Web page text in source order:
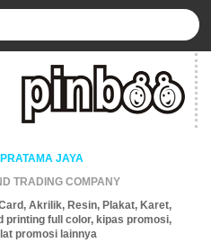
JAYA
TRADING COMPANY
Akrilik, Resin, Plakat, Karet,
printing full color, kipas promosi,
promosi lainnya